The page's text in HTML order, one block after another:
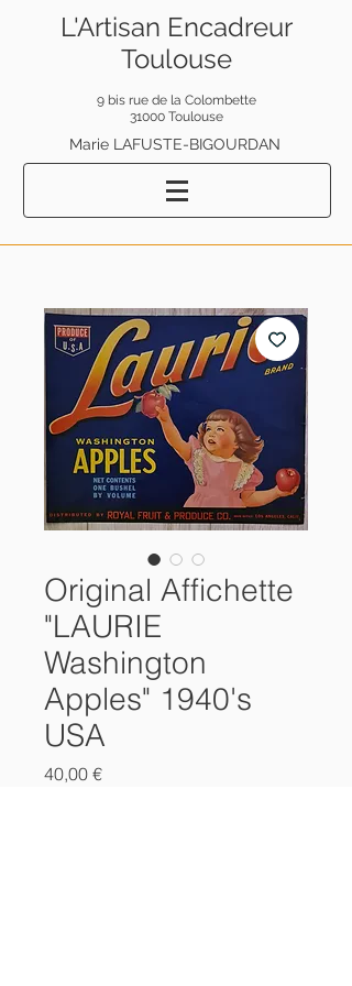
L'Artisan Encadreur
Toulouse
9 bis rue de la Colombette
31000 Toulouse
Marie LAFUSTE-BIGOURDAN
Original Affichette
"LAURIE
Washington
Apples" 1940's
USA
40,00 €Prix